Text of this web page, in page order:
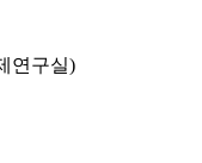
연구실)